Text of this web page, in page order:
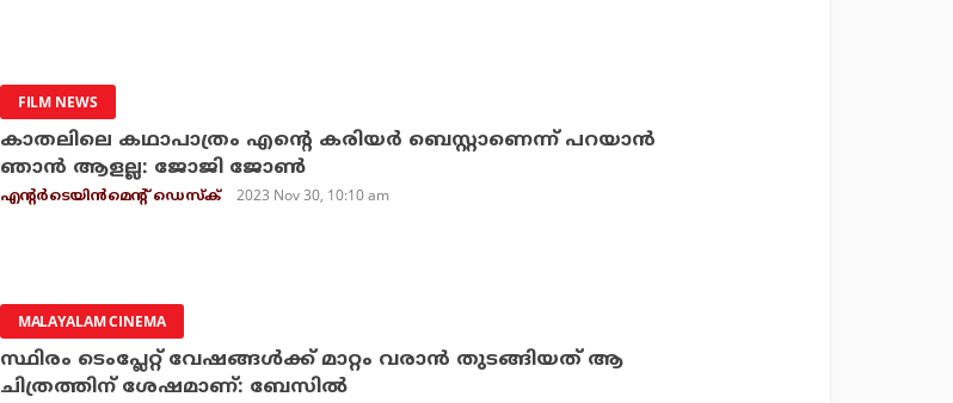
FILM NEWS
കാതലിലെ കഥാപാത്രം എന്റെ കരിയർ ബെസ്റ്റാണെന്ന് പറയാൻ
ഞാൻ ആളല്ല: ജോജി ജോൺ
എന്റര്‍ടെയിന്‍മെന്റ് ഡെസ്‌ക് 2023 Nov 30, 10:10 am
MALAYALAM CINEMA
സ്ഥിരം ടെംപ്ലേറ്റ് വേഷങ്ങൾക്ക് മാറ്റം വരാൻ തുടങ്ങിയത് ആ
ചിത്രത്തിന് ശേഷമാണ്: ബേസിൽ